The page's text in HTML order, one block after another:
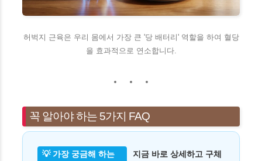
허벅지 근육은 우리 몸에서 가장 큰 '당 배터리' 역할을 하여 혈당
을 효과적으로 연소합니다.
꼭 알아야 하는 5가지 FAQ
💡 가장 궁금해 하는
지금 바로 상세하고 구체